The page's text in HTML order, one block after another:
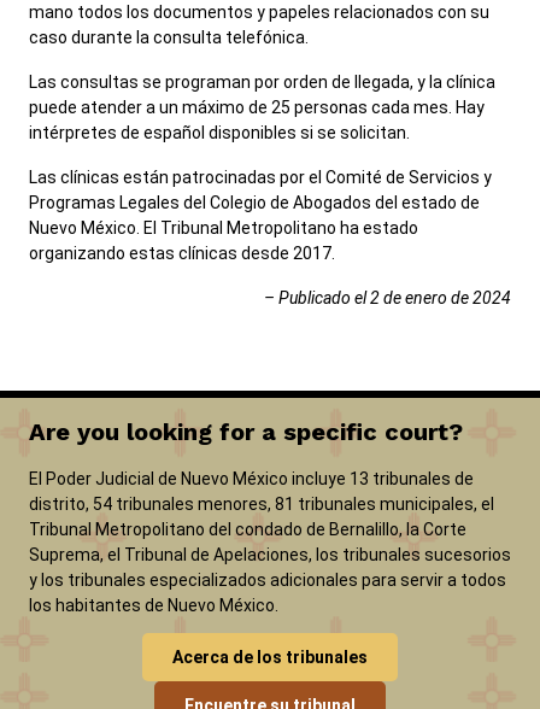
mano todos los documentos y papeles relacionados con su
caso durante la consulta telefónica.
Las consultas se programan por orden de llegada, y la clínica
puede atender a un máximo de 25 personas cada mes. Hay
intérpretes de español disponibles si se solicitan.
Las clínicas están patrocinadas por el Comité de Servicios y
Programas Legales del Colegio de Abogados del estado de
Nuevo México. El Tribunal Metropolitano ha estado
organizando estas clínicas desde 2017.
– Publicado el 2 de enero de 2024
Are you looking for a specific court?
El Poder Judicial de Nuevo México incluye 13 tribunales de
distrito, 54 tribunales menores, 81 tribunales municipales, el
Tribunal Metropolitano del condado de Bernalillo, la Corte
Suprema, el Tribunal de Apelaciones, los tribunales sucesorios
y los tribunales especializados adicionales para servir a todos
los habitantes de Nuevo México.
Acerca de los tribunales
Encuentre su tribunal